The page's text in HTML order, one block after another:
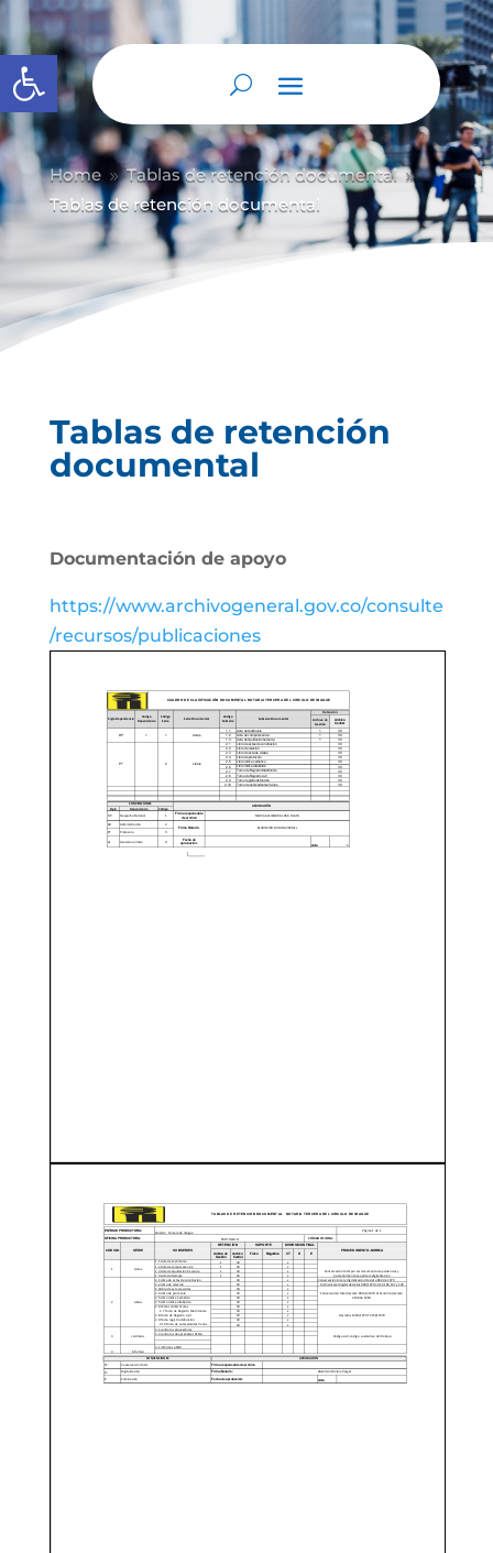
Abrir barra de herramientas
Home 9 Tablas de retención documental 9
Tablas de retención documental
Tablas de retención
documental
Documentación de apoyo
https://www.archivogeneral.gov.co/consulte
/recursos/publicaciones